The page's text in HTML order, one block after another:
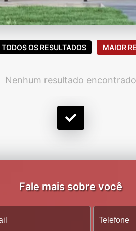
TODOS OS RESULTADOS MAIOR
Nenhum resultado encontrado
Fale mais sobre você